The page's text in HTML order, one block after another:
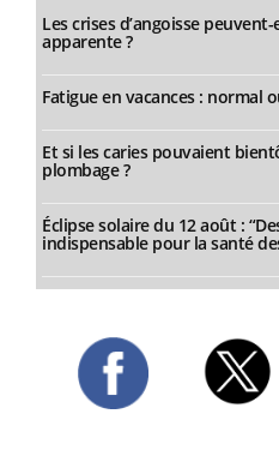
Les crises d’angoisse
apparente ?
Fatigue en vacances : normal
Et si les caries pouvaient
plombage ?
Éclipse solaire du 12 août :
indispensable pour la santé